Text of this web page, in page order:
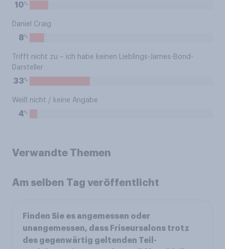
10%
Daniel Craig
8%
Trifft nicht zu – ich habe keinen Lieblings-James-Bond-
Darsteller
33%
Weiß nicht / keine Angabe
4%
Verwandte Themen
Am selben Tag veröffentlicht
Finden Sie es angemessen oder
unangemessen, dass Friseursalons trotz
des gegenwärtig geltenden Teil-